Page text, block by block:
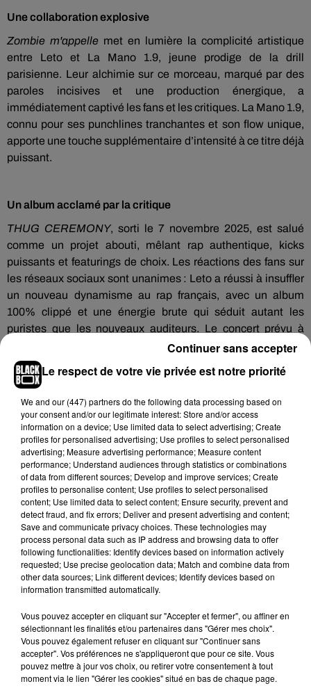
Une collaboration explosive
Zombie m'appelle met en lumière la complicité artistique
entre Leto et La Mano 1.9, jeune prodige de la drill
parisienne. Leur alchimie sur ce morceau, marqué par des
paroles incisives et une production énergique, a
immédiatement captivé les fans et les critiques. La Mano 1.9,
connu pour ses punchlines tranchantes et son flow unique,
apporte une touche supplémentaire d’intensité à ce titre déjà
puissant.
Un album acclamé par la critique
THUG CEREMONY, sorti le 7 novembre 2025, est salué
comme un projet abouti, mêlant rap authentique, kicks
puissants et featurings de choix. Les réactions des fans sur
les réseaux sociaux sont unanimes : Leto a réussi à insuffler
un nouveau dynamisme au rap français, avec un album
100% clippé et une énergie brute qui séduit autant les
puristes que les nouveaux auditeurs. Le concert prévu à
l’Accor Arena le 29 novembre 2025 promet d’être un
événement mémorable, rassemblant tous les amateurs de
hip-hop pour une expérience live à la hauteur de l’album. Il
officielde la salle de concert pour prendre vos billets !
Cet élément est masqué compte-tenu du refus du
dépôt de cookies que vous avez exprimé. Si vous
souhaitez l'afficher, merci de nous donner votre accord
en cliquant sur le bouton ci-dessous.
Afficher l'élément
Hip-Hop News
Moha MMZ dévoile « Mikasa », un
nouveau single entre amour et...
Le respect de votre vie privée est notre priorité
We and our (447) partnersdo the following data processing based on
your consent and/or our legitimate interest: Store and/or access
information on a device; Use limited data to select advertising; Create
profiles for personalised advertising; Use profiles to select personalised
advertising; Measure advertising performance; Measure content
performance; Understand audiences through statistics or combinations
of data from different sources; Develop and improve services; Create
profiles to personalise content; Use profiles to select personalised
content; Use limited data to select content; Ensure security, prevent and
detect fraud, and fix errors; Deliver and present advertising and content;
Save and communicate privacy choices. These technologies may
process personal data such as IP address and browsing data to offer
following functionalities: Identify devices based on information actively
requested; Use precise geolocation data; Match and combine data from
other data sources; Link different devices; Identify devices based on
information transmitted automatically.
Vous pouvez accepter en cliquant sur "Accepter et fermer", ou affiner en
sélectionnant les finalités et/ou partenaires dans "Gérer mes choix".
Vous pouvez également refuser en cliquant sur "Continuer sans
accepter". Vos préférences ne s'appliqueront que pour ce site. Vous
pouvez mettre à jour vos choix, ou retirer votre consentement à tout
moment via le lien "Gérer les cookies" situé en bas de chaque page.
Continuer sans accepter